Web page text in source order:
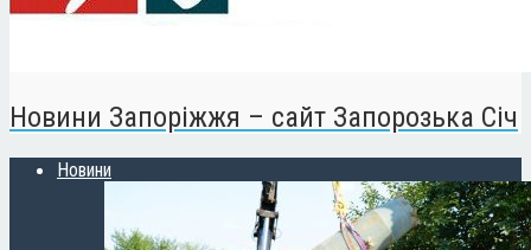
Новини Запоріжжя – сайт Запорозька Січ
Новини